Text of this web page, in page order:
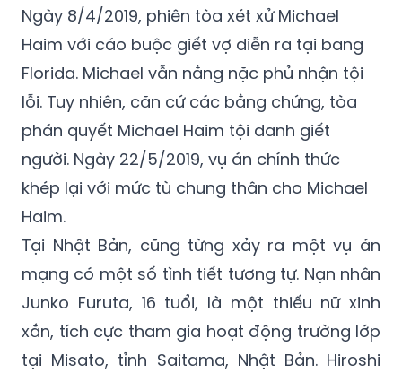
Ngày 8/4/2019, phiên tòa xét xử Michael
Haim với cáo buộc giết vợ diễn ra tại bang
Florida. Michael vẫn nằng nặc phủ nhận tội
lỗi. Tuy nhiên, căn cứ các bằng chứng, tòa
phán quyết Michael Haim tội danh giết
người. Ngày 22/5/2019, vụ án chính thức
khép lại với mức tù chung thân cho Michael
Haim.
Tại Nhật Bản, cũng từng xảy ra một vụ án
mạng có một số tình tiết tương tự. Nạn nhân
Junko Furuta, 16 tuổi, là một thiếu nữ xinh
xắn, tích cực tham gia hoạt động trường lớp
tại Misato, tỉnh Saitama, Nhật Bản. Hiroshi